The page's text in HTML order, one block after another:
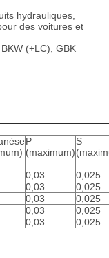
hydrauliques,
des voitures et
(+LC), GBK
P
(maximum)
S
0,03
0,025
0,03
0,025
0,03
0,025
0,03
0,025
0,03 0,025